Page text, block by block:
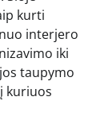
kurti
interjero
iki
taupymo
kuriuos